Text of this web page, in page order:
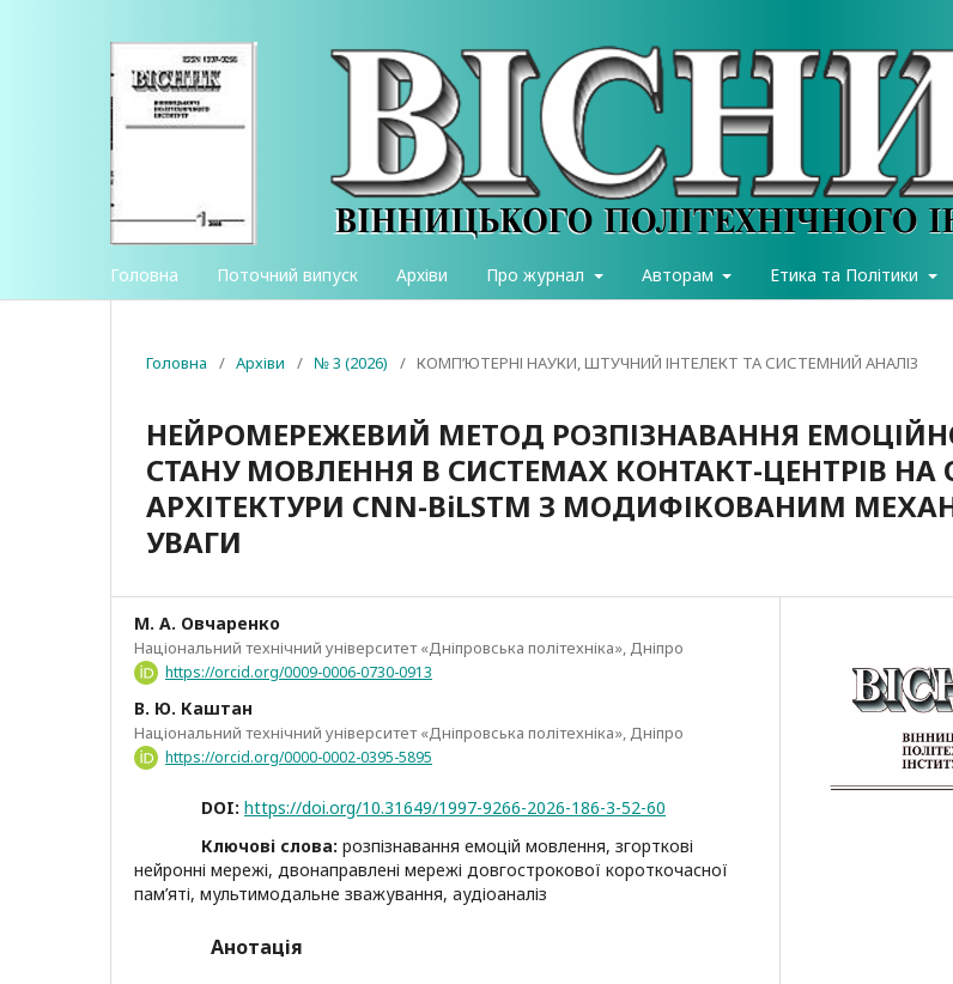
Головна Поточний випуск Архіви Про журнал Авторам Етика та Політики
Головна / Архіви / № 3 (2026) / КОМП’ЮТЕРНІ НАУКИ, ШТУЧНИЙ ІНТЕЛЕКТ ТА СИСТЕМНИЙ АНАЛІЗ
НЕЙРОМЕРЕЖЕВИЙ МЕТОД РОЗПІЗНАВАННЯ
СТАНУ МОВЛЕННЯ В СИСТЕМАХ КОНТАКТ-ЦЕНТРІВ НА
АРХІТЕКТУРИ CNN-BiLSTM З МОДИФІКОВАНИМ
УВАГИ
М. А. Овчаренко
Національний технічний університет «Дніпровська політехніка», Дніпро
https://orcid.org/0009-0006-0730-0913
В. Ю. Каштан
Національний технічний університет «Дніпровська політехніка», Дніпро
https://orcid.org/0000-0002-0395-5895
DOI: https://doi.org/10.31649/1997-9266-2026-186-3-52-60
Ключові слова: розпізнавання емоцій мовлення, згорткові
нейронні мережі, двонаправлені мережі довгострокової короткочасної
пам’яті, мультимодальне зважування, аудіоаналіз
Анотація